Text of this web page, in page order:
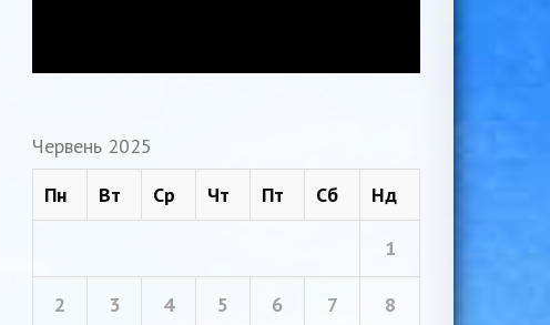
Червень 2025
Пн
Вт Ср Чт Пт Сб Нд
1
2 3 4 5 6 7 8